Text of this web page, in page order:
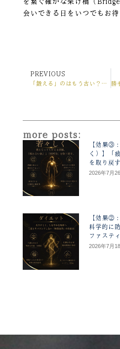
会いできる日をいつでもお待
Prev
PREVIOUS
「鍛える」のはもう古い？全身が自然と「連動」する「脳のアップデート術」
more posts:
【効果③
く）】「
を取り戻
2026年7月
【効果②
科学的に
ファステ
2026年7月